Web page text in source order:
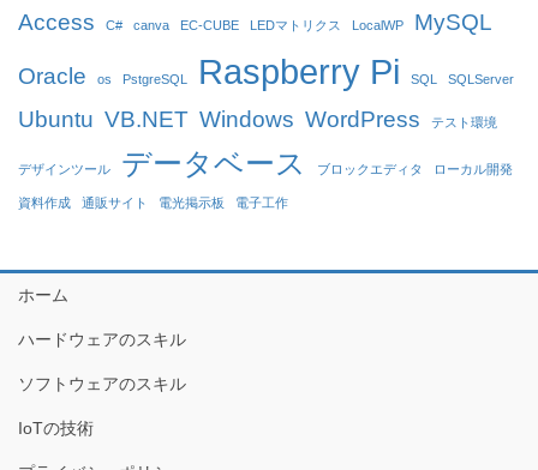
Access C# canva EC-CUBE LEDマトリクス LocalWP MySQL
Oracle os PstgreSQL Raspberry Pi SQL SQLServer
Ubuntu VB.NET Windows WordPress テスト環境
デザインツール データベース ブロックエディタ ローカル開発
資料作成 通販サイト 電光掲示板 電子工作
ホーム
ハードウェアのスキル
ソフトウェアのスキル
IoTの技術